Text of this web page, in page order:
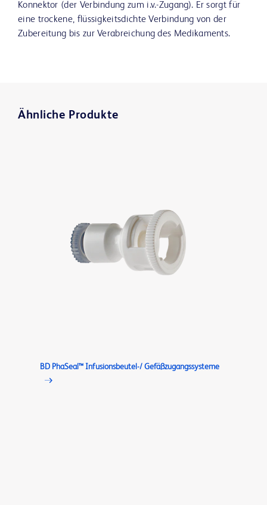
Konnektor (der Verbindung zum i.v.-Zugang). Er sorgt für
eine trockene, flüssigkeitsdichte Verbindung von der
Zubereitung bis zur Verabreichung des Medikaments.
Ähnliche Produkte
BD PhaSeal™ Infusionsbeutel-/ Gefäßzugangssysteme